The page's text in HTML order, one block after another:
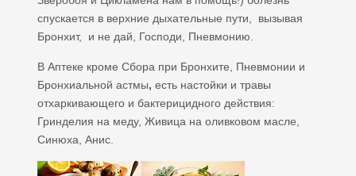
спускается в верхние дыхательные пути, вызывая
Бронхит, и не дай, Господи, Пневмонию.
В Аптеке кроме Сбора при Бронхите, Пневмонии и
Бронхиальной астмы, есть настойки и травы
отхаркивающего и бактерицидного действия:
Гринделия на меду, Живица на оливковом масле,
Синюха, Анис.